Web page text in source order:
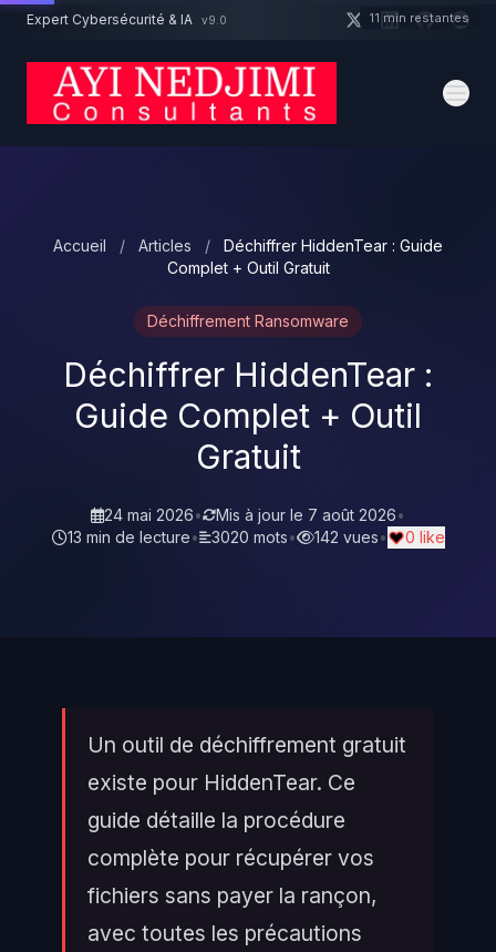
Aller au contenu principal
Expert Cybersécurité & IA v9.0
Accueil / Articles /
Déchiffrer HiddenTear : Guide
Complet + Outil Gratuit
Déchiffrement Ransomware
Déchiffrer HiddenTear :
Guide Complet + Outil
Gratuit
24 mai 2026• Mis à jour le 7 août 2026•
13 min de lecture• 3020 mots• 142 vues• 0 like
Un outil de déchiffrement gratuit
existe pour HiddenTear. Ce
guide détaille la procédure
complète pour récupérer vos
fichiers sans payer la rançon,
avec toutes les précautions
Un projet cybersécurité ? 11 min restantes